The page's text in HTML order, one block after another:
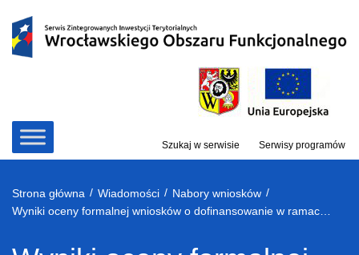
treści
Szukaj w serwisie Serwisy programów
Strona główna / Wiadomości / Nabory wniosków /